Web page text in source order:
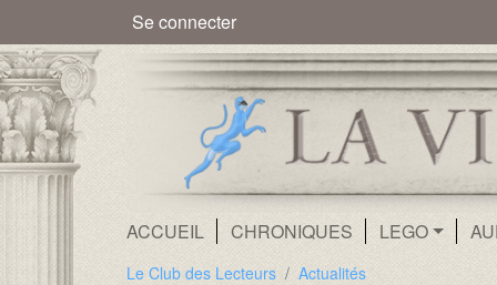
Menu du compte de
Se connecter
Navigation principale
ACCUEIL CHRONIQUES LEGO
Le Club des Lecteurs Actualités